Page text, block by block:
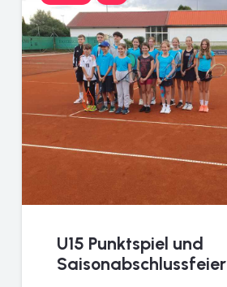
U15 Punktspiel und
Saisonabschlussfeier